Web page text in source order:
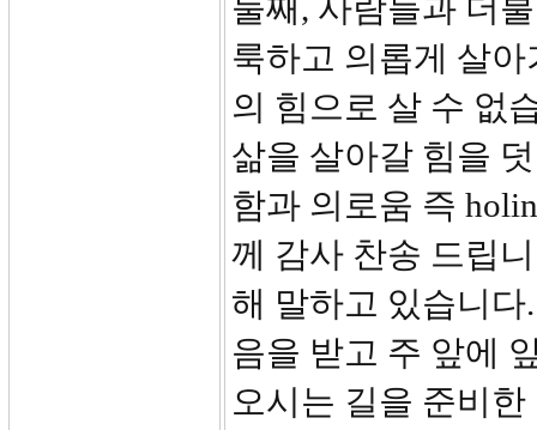
둘째, 사람들과 더
룩하고 의롭게 살
의 힘으로 살 수 없
삶을 살아갈 힘을
함과 의로움 즉
께 감사 찬송 드립
해 말하고 있습니
음을 받고 주 앞에
오시는 길을 준비